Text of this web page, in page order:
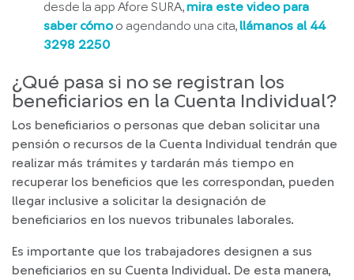
desde la app Afore SURA, mira este video para
saber cómoo agendando una cita, llámanos al 44
3298 2250
¿Qué pasa si no se registran los
beneficiarios en la Cuenta Individual?
Los beneficiarios o personas que deban solicitar una
pensión o recursos de la Cuenta Individual tendrán que
realizar más trámites y tardarán más tiempo en
recuperar los beneficios que les correspondan, pueden
llegar inclusive a solicitar la designación de
beneficiarios en los nuevos tribunales laborales.
Es importante que los trabajadores designen a sus
beneficiarios en su Cuenta Individual. De esta manera,